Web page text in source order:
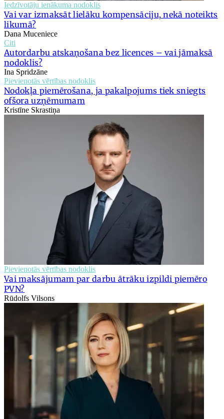
Iedzīvotāju ienākuma nodoklis
Vai var izmaksāt lielāku kompensāciju, nekā noteikts
likumā?
Dana Muceniece
Citi
Autordarbu atskaņošana bez licences – vai jāmaksā
nodoklis?
Ina Spridzāne
Pievienotās vērtības nodoklis
Nodokļa piemērošana, ja pakalpojums tiek sniegts
ofšora uzņēmumam
Kristīne Skrastiņa
Pievienotās vērtības nodoklis
Vai maksājumam par darbu ātrāku izpildi piemēro
PVN?
Rūdolfs Vilsons